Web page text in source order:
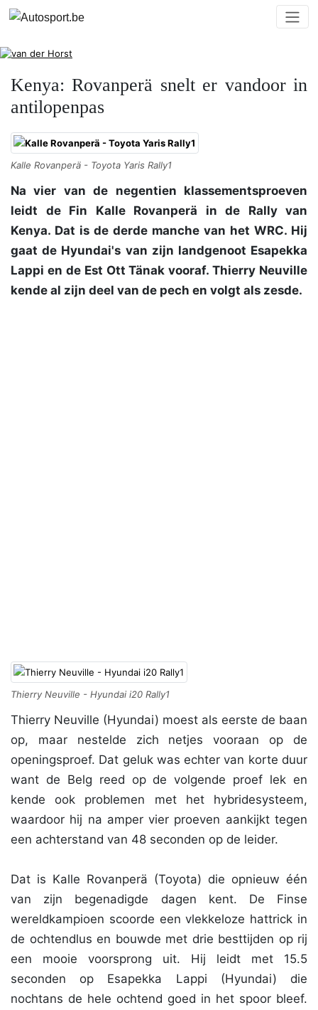
Kenya: Rovanperä snelt er vandoor in
antilopenpas
Kalle Rovanperä - Toyota Yaris Rally1
Na vier van de negentien klassementsproeven
leidt de Fin Kalle Rovanperä in de Rally van
Kenya. Dat is de derde manche van het WRC. Hij
gaat de Hyundai's van zijn landgenoot Esapekka
Lappi en de Est Ott Tänak vooraf. Thierry Neuville
kende al zijn deel van de pech en volgt als zesde.
Thierry Neuville - Hyundai i20 Rally1
Thierry Neuville (Hyundai) moest als eerste de baan
op, maar nestelde zich netjes vooraan op de
openingsproef. Dat geluk was echter van korte duur
want de Belg reed op de volgende proef lek en
kende ook problemen met het hybridesysteem,
waardoor hij na amper vier proeven aankijkt tegen
een achterstand van 48 seconden op de leider.
Dat is Kalle Rovanperä (Toyota) die opnieuw één
van zijn begenadigde dagen kent. De Finse
wereldkampioen scoorde een vlekkeloze hattrick in
de ochtendlus en bouwde met drie besttijden op rij
een mooie voorsprong uit. Hij leidt met 15.5
seconden op Esapekka Lappi (Hyundai) die
nochtans de hele ochtend goed in het spoor bleef.